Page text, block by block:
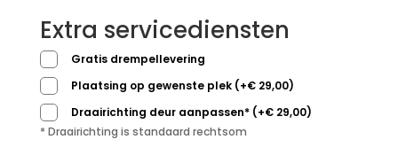
Extra servicediensten
Gratis drempellevering
Plaatsing op gewenste plek (+€29,00)
Draairichting deur aanpassen* (+€29,00)
* Draairichting is standaard rechtsom